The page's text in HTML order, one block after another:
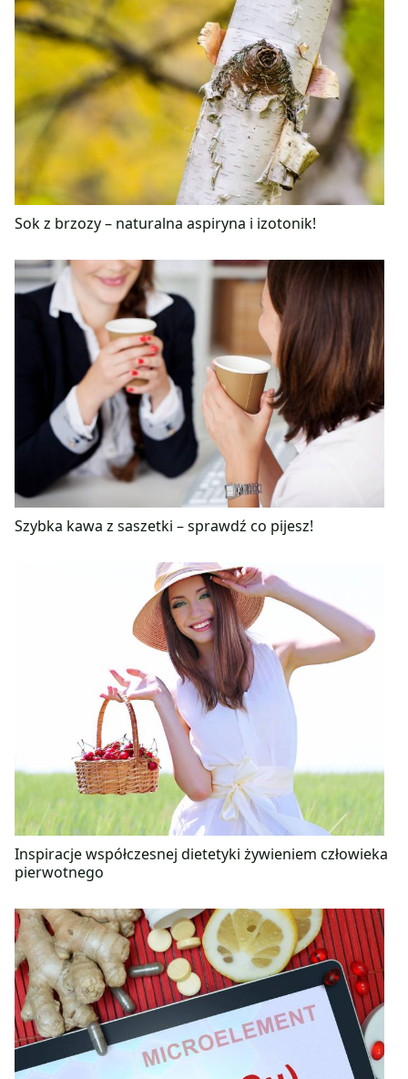
Sok z brzozy – naturalna aspiryna i izotonik!
Szybka kawa z saszetki – sprawdź co pijesz!
Inspiracje współczesnej dietetyki żywieniem człowieka
pierwotnego